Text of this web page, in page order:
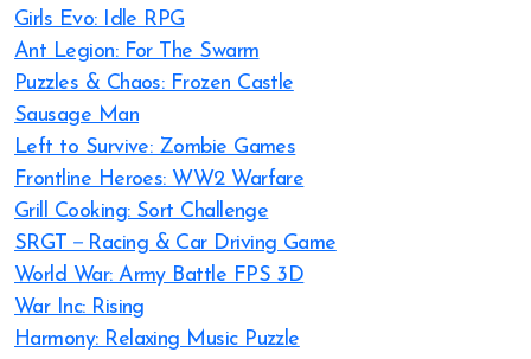
Girls Evo: Idle RPG
Ant Legion: For The Swarm
Puzzles & Chaos: Frozen Castle
Sausage Man
Left to Survive: Zombie Games
Frontline Heroes: WW2 Warfare
Grill Cooking: Sort Challenge
SRGT－Racing & Car Driving Game
World War: Army Battle FPS 3D
War Inc: Rising
Harmony: Relaxing Music Puzzle